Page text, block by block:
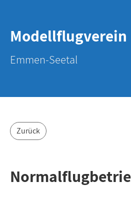
Modellflugverein
Emmen-Seetal
Zurück